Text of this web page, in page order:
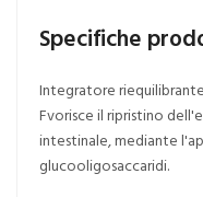
Specifiche
Integratore
Fvorisce il ripristino
intestinale, mediante
glucooligosaccaridi.